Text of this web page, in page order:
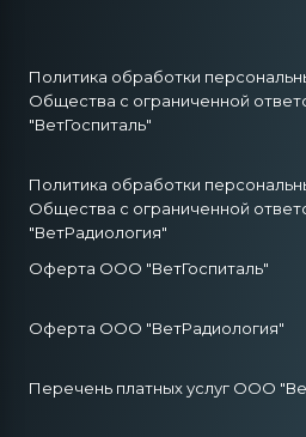
Политика обработки
Общества с ограниченной
"ВетГоспиталь"
Политика обработки
Общества с ограниченной
"ВетРадиология"
Оферта ООО "ВетГоспиталь"
Оферта ООО "ВетРадиология"
Перечень платных услуг ООО